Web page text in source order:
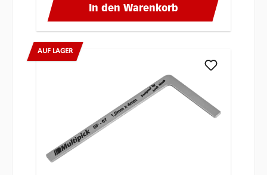
In den Warenkorb
AUF LAGER